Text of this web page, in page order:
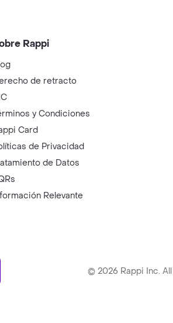
Rappi
de retracto
y Condiciones
Card
de Privacidad
de Datos
Relevante
© 2026 Rappi Inc.